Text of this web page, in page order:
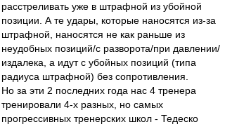
расстреливать уже в штрафной из убойной
позиции. А те удары, которые наносятся из-за
штрафной, наносятся не как раньше из
неудобных позиций/с разворота/при давлении/
издалека, а идут с убойных позиций (типа
радиуса штрафной) без сопротивления.
Но за эти 2 последних года нас 4 тренера
тренировали 4-х разных, но самых
прогрессивных тренерских школ - Тедеско